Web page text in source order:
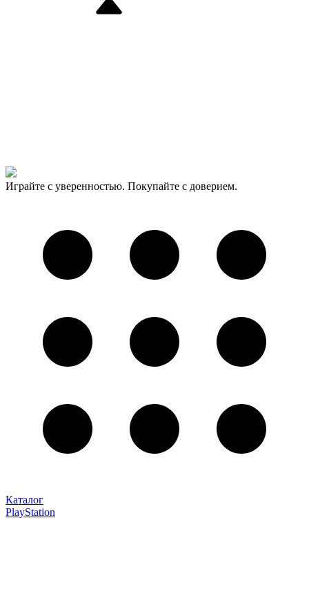
Играйте с уверенностью. Покупайте с доверием.
Каталог
PlayStation